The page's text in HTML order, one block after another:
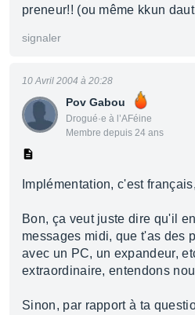
preneur!! (ou même kkun
signaler
Pov Gabou
Drogué·e à l’AFéine
Membre depuis 24 ans
10 Avril 2004 à 20:28
Implémentation, c'est
Bon, ça veut juste dire qu'il
messages midi, que t'as des
avec un PC, un expandeur,
extraordinaire, entendons
Sinon, par rapport à ta